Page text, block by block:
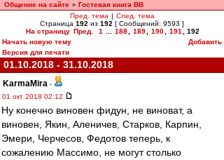
Общение на сайте » Гостевая книга ВВ
Пред. тема | След. тема
Страница 192 из 192 [ Сообщений: 9593 ]
На страницу Пред. 1 188 189 190 191
192
Начать новую тему
Добавить
Версия для печати
01.10.2018 - 31.10.2018
KarmaMira -
01 окт 2018 02:12
Ну конечно виновен фидун, не виноват, а
виновен, Якин, Аленичев, Старков, Карпин,
Эмери, Черчесов, Федотов теперь, к
сожалению Массимо, не могут столько